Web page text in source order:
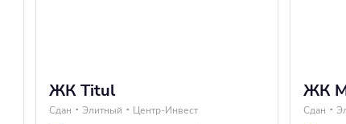
ЖК Titul
Сдан Элитный Центр-Инвест
ЖК
Сдан